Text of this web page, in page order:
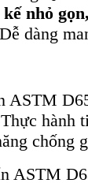
nhỏ
dàng
ASTM
hành
chống
ASTM